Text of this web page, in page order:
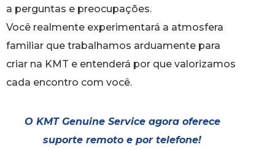
a perguntas e preocupações.
Você realmente experimentará a atmosfera
familiar que trabalhamos arduamente para
criar na KMT e entenderá por que valorizamos
cada encontro com você.
O KMT Genuine Service agora oferece
suporte remoto e por telefone!